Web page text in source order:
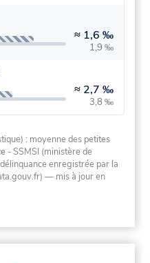
≈ 1,6 ‰
1,9 ‰
≈ 2,7 ‰
3,8 ‰
: moyenne des petites
- SSMSI (ministère de
enregistrée par la
— mis à jour en